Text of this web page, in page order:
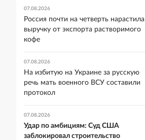
07.08.2026
Россия почти на четверть нарастила
выручку от экспорта растворимого
кофе
07.08.2026
На избитую на Украине за русскую
речь мать военного ВСУ составили
протокол
07.08.2026
Удар по амбициям: Суд США
заблокировал строительство